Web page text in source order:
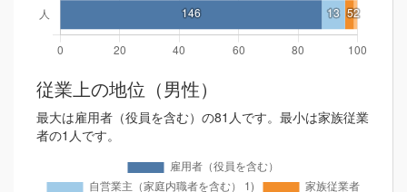
従業上の地位（男性）
最大は雇用者（役員を含む）の81人です。最小は家族従業
者の1人です。